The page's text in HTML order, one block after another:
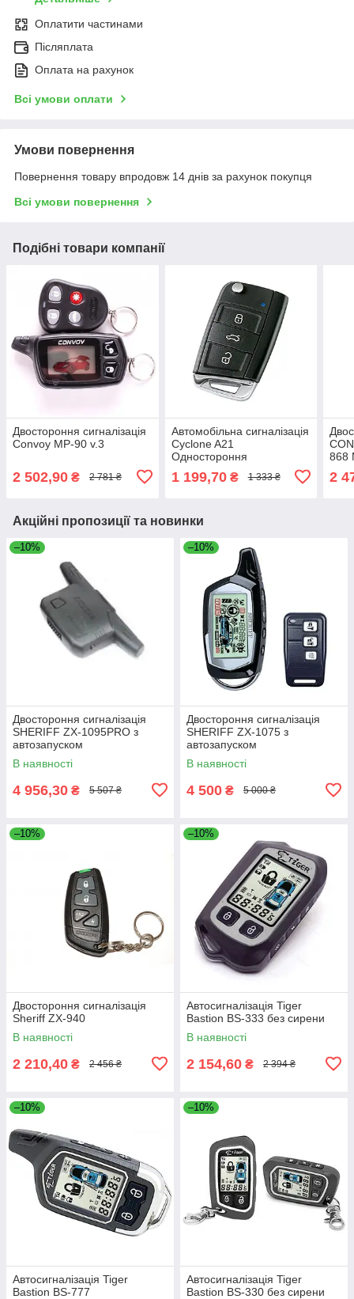
Оплатити частинами
Післяплата
Оплата на рахунок
Всі умови оплати
Умови повернення
Повернення товару впродовж 14 днів за рахунок покупця
Всі умови повернення
Подібні товари компанії
Двостороння сигналізація
Convoy MP-90 v.3
2 502,90 ₴ 2 781 ₴
Автомобільна сигналізація
Cyclone A21
Одностороння
1 199,70₴ 1 333 ₴
868
2
Акційні пропозиції та новинки
–10%
Двостороння сигналізація
SHERIFF ZX-1095PRO з
автозапуском
В наявності
4 956,30 ₴ 5 507 ₴
–10%
Двостороння сигналізація
SHERIFF ZX-1075 з
автозапуском
В наявності
4 500 ₴ 5 000 ₴
–10%
Двостороння сигналізація
Sheriff ZX-940
В наявності
2 210,40 ₴ 2 456 ₴
–10%
Автосигналізація Tiger
Bastion BS-333 без сирени
В наявності
2 154,60 ₴ 2 394 ₴
–10%
Автосигналізація Tiger
Bastion BS-777
–10%
Автосигналізація Tiger
Bastion BS-330 без сирени